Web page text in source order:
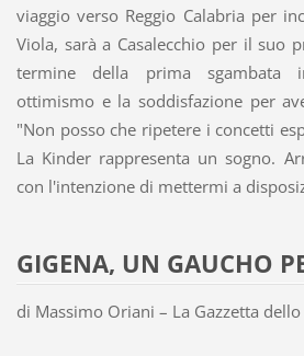
viaggio verso Reggio Calabria per
Viola, sarà a Casalecchio per il suo
termine della prima sgambata
ottimismo e la soddisfazione per
"Non posso che ripetere i concetti
La Kinder rappresenta un sogno.
con l'intenzione di mettermi a
GIGENA, UN GAUCHO
di Massimo Oriani – La Gazzetta